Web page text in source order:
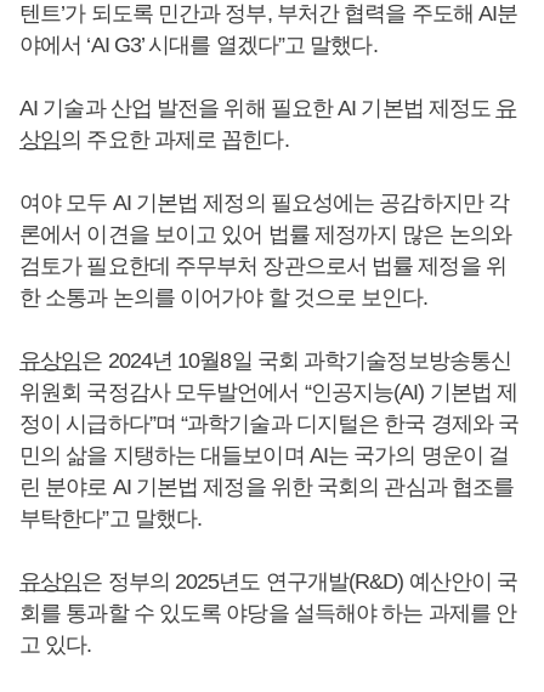
텐트’가 되도록 민간과 정부, 부처간 협력을 주도해 AI분
야에서 ‘AI G3’ 시대를 열겠다”고 말했다.
AI 기술과 산업 발전을 위해 필요한 AI 기본법 제정도 유
상임의 주요한 과제로 꼽힌다.
여야 모두 AI 기본법 제정의 필요성에는 공감하지만 각
론에서 이견을 보이고 있어 법률 제정까지 많은 논의와
검토가 필요한데 주무부처 장관으로서 법률 제정을 위
한 소통과 논의를 이어가야 할 것으로 보인다.
유상임은 2024년 10월8일 국회 과학기술정보방송통신
위원회 국정감사 모두발언에서 “인공지능(AI) 기본법 제
정이 시급하다”며 “과학기술과 디지털은 한국 경제와 국
민의 삶을 지탱하는 대들보이며 AI는 국가의 명운이 걸
린 분야로 AI 기본법 제정을 위한 국회의 관심과 협조를
부탁한다”고 말했다.
유상임은 정부의 2025년도 연구개발(R&D) 예산안이 국
회를 통과할 수 있도록 야당을 설득해야 하는 과제를 안
고 있다.